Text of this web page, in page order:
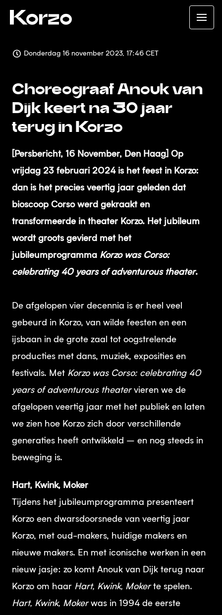
Donderdag 16 november 2023, 17:46 CET
Choreograaf Anouk van
Dijk keert na 30 jaar
terug in Korzo
[Persbericht, 16 November, Den Haag] Op
vrijdag 23 februari 2024 is het feest in Korzo:
dan is het precies veertig jaar geleden dat
bioscoop Corso werd gekraakt en
transformeerde in theater Korzo. Het jubileum
wordt groots gevierd met het
jubileumprogramma Korzo was Corso:
celebrating 40 years of adventurous theater.
De afgelopen vier decennia is er heel veel
gebeurd in Korzo, van wilde feesten en een
ijsbaan in de grote zaal tot oogstrelende
producties met dans, muziek, exposities en
festivals. Met Korzo was Corso: celebrating 40
years of adventurous theatervieren we de
afgelopen veertig jaar met het publiek en laten
we zien hoe Korzo zich door verschillende
generaties heeft ontwikkeld – en nog steeds in
beweging is.
Hart, Kwink, Moker
Tijdens het jubileumprogramma presenteert
Korzo een dwarsdoorsnede van veertig jaar
Korzo, met oud-makers, huidige makers en
nieuwe makers. En met iconische werken in een
nieuw jasje: zo komt Anouk van Dijk terug naar
Korzo om haar Hart, Kwink, Mokerte spelen.
Hart, Kwink, Mokerwas in 1994 de eerste